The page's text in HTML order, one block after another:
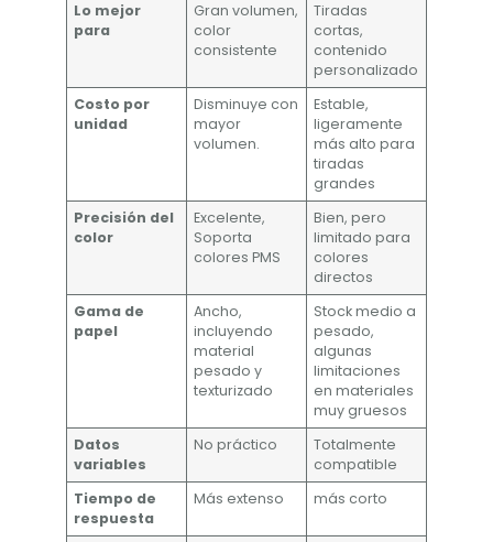
Lo mejor
para
Gran volumen,
color
consistente
Tiradas
cortas,
contenido
personalizado
Costo por
unidad
Disminuye con
mayor
volumen.
Estable,
ligeramente
más alto para
tiradas
grandes
Precisión del
color
Excelente,
Soporta
colores PMS
Bien, pero
limitado para
colores
directos
Gama de
papel
Ancho,
incluyendo
material
pesado y
texturizado
Stock medio a
pesado,
algunas
limitaciones
en materiales
muy gruesos
Datos
variables
No práctico
Totalmente
compatible
Tiempo de
respuesta
Más extenso más corto